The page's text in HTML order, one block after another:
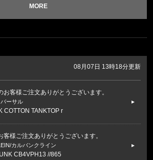
MORE
08月07日 13時18分更新
お客様ご注文ありがとうございます。
ーサル
COTTON TANKTOP r
客様ご注文ありがとうございます。
カルバンクライン
CB4VPH13 //865